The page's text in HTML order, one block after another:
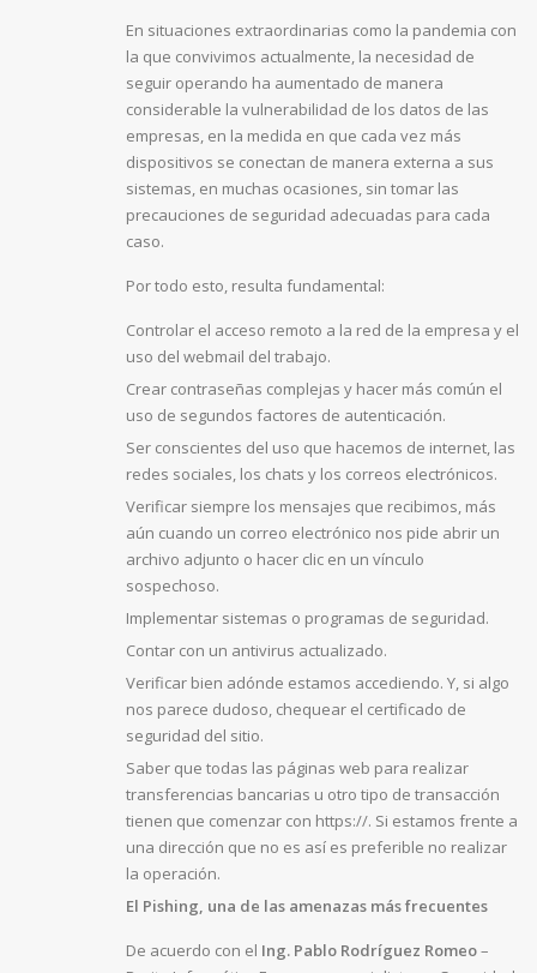
En situaciones extraordinarias como la pandemia con
la que convivimos actualmente, la necesidad de
seguir operando ha aumentado de manera
considerable la vulnerabilidad de los datos de las
empresas, en la medida en que cada vez más
dispositivos se conectan de manera externa a sus
sistemas, en muchas ocasiones, sin tomar las
precauciones de seguridad adecuadas para cada
caso.
Por todo esto, resulta fundamental:
Controlar el acceso remoto a la red de la empresa y el
uso del webmail del trabajo.
Crear contraseñas complejas y hacer más común el
uso de segundos factores de autenticación.
Ser conscientes del uso que hacemos de internet, las
redes sociales, los chats y los correos electrónicos.
Verificar siempre los mensajes que recibimos, más
aún cuando un correo electrónico nos pide abrir un
archivo adjunto o hacer clic en un vínculo
sospechoso.
Implementar sistemas o programas de seguridad.
Contar con un antivirus actualizado.
Verificar bien adónde estamos accediendo. Y, si algo
nos parece dudoso, chequear el certificado de
seguridad del sitio.
Saber que todas las páginas web para realizar
transferencias bancarias u otro tipo de transacción
tienen que comenzar con https://. Si estamos frente a
una dirección que no es así es preferible no realizar
la operación.
El Pishing, una de las amenazas más frecuentes
De acuerdo con el Ing. Pablo Rodríguez Romeo–